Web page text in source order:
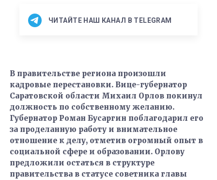
ЧИТАЙТЕ НАШ КАНАЛ В TELEGRAM
В правительстве региона произошли
кадровые перестановки. Вице-губернатор
Саратовской области Михаил Орлов покинул
должность по собственному желанию.
Губернатор Роман Бусаргин поблагодарил его
за проделанную работу и внимательное
отношение к делу, отметив огромный опыт в
социальной сфере и образовании. Орлову
предложили остаться в структуре
правительства в статусе советника главы